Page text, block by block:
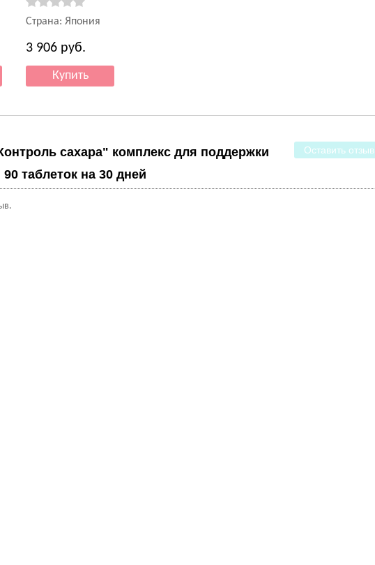
Страна: Япония
3 906 руб.
Оставить отзыв
сахара" комплекс для поддержки
таблеток на 30 дней